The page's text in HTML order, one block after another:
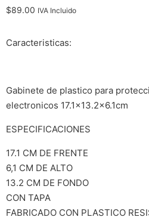
$89.00 IVA Incluido
Caracteristicas:
Gabinete de plastico para
electronicos 17.1×13.2×6.1cm
ESPECIFICACIONES
17.1 CM DE FRENTE
6,1 CM DE ALTO
13.2 CM DE FONDO
CON TAPA
FABRICADO CON PLASTICO